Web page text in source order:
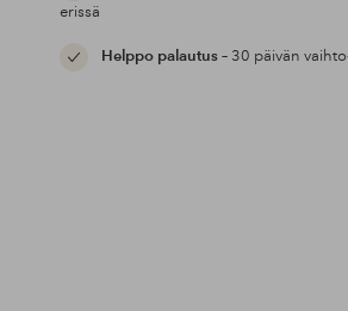
erissä
Helppo palautus– 30 päivän